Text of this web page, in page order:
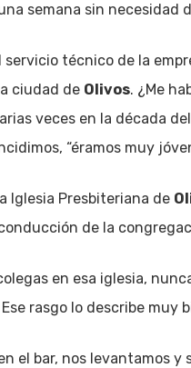
semana sin necesidad
técnico de la
ciudad de Olivos. ¿Me
veces en la década
“éramos muy
Iglesia Presbiteriana de
de la
en esa iglesia,
rasgo lo describe muy
el bar, nos levantamos